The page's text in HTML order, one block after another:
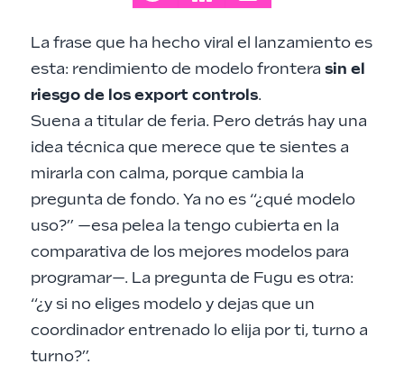
La frase que ha hecho viral el lanzamiento es
esta: rendimiento de modelo frontera sin el
riesgo de los export controls.
Suena a titular de feria. Pero detrás hay una
idea técnica que merece que te sientes a
mirarla con calma, porque cambia la
pregunta de fondo. Ya no es “¿qué modelo
uso?” —esa pelea la tengo cubierta en la
comparativa de los mejores modelos para
programar—. La pregunta de Fugu es otra:
“¿y si no eliges modelo y dejas que un
coordinador entrenado lo elija por ti, turno a
turno?”.